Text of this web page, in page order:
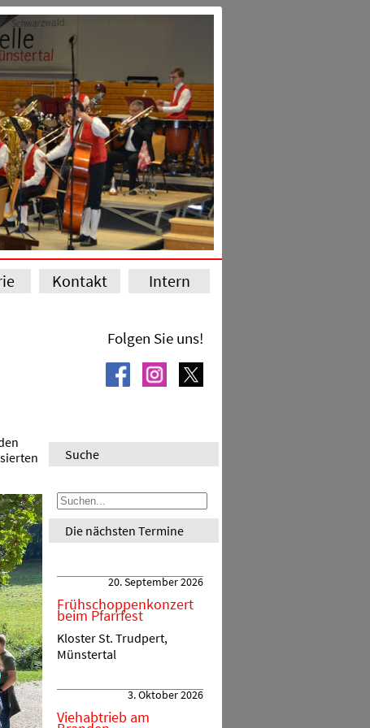
Kontakt Intern
Folgen Sie uns!
Suche
Die nächsten Termine
20. September 2026
Frühschoppenkonzert
beim Pfarrfest
Kloster St. Trudpert,
Münstertal
3. Oktober 2026
Viehabtrieb am